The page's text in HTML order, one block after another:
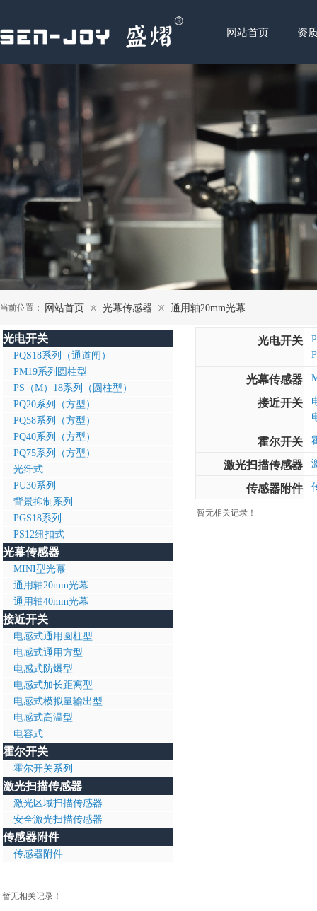
当前位置： 网站首页 ※ 光幕传感器 ※ 通用轴20mm光幕
光电开关
光幕传感器
接近开关
霍尔开关
激光扫描传感器
传感器附件
光电开关
PQS18系列（通道闸）
PM19系列圆柱型
PS（M）18系列（圆柱型）
PQ20系列（方型）
PQ58系列（方型）
PQ40系列（方型）
PQ75系列（方型）
光纤式
PU30系列
背景抑制系列
PGS18系列
PS12纽扣式
光幕传感器
MINI型光幕
通用轴20mm光幕
通用轴40mm光幕
接近开关
电感式通用圆柱型
电感式通用方型
电感式防爆型
电感式加长距离型
电感式模拟量输出型
电感式高温型
电容式
霍尔开关
霍尔开关系列
激光扫描传感器
激光区域扫描传感器
安全激光扫描传感器
传感器附件
传感器附件
暂无相关记录！
暂无相关记录！
网站首页 资